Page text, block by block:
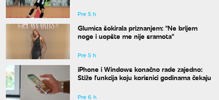
Pre 5 h
Glumica šokirala priznanjem: "Ne brijem
noge i uopšte me nije sramota"
Pre 5 h
iPhone i Windows konačno rade zajedno:
Stiže funkcija koju korisnici godinama čekaju
Pre 6 h